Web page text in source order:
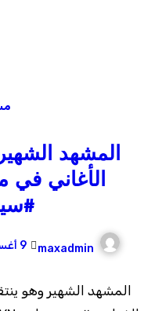
المشهد
الأغاني في
maxadmin 9 أغسطس، 2023
المشهد الشهير وهو